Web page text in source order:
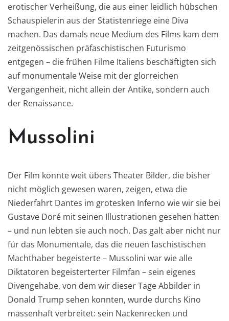
erotischer Verheißung, die aus einer leidlich hübschen
Schauspielerin aus der Statistenriege eine Diva
machen. Das damals neue Medium des Films kam dem
zeitgenössischen präfaschistischen Futurismo
entgegen – die frühen Filme Italiens beschäftigten sich
auf monumentale Weise mit der glorreichen
Vergangenheit, nicht allein der Antike, sondern auch
der Renaissance.
Mussolini
Der Film konnte weit übers Theater Bilder, die bisher
nicht möglich gewesen waren, zeigen, etwa die
Niederfahrt Dantes im grotesken Inferno wie wir sie bei
Gustave Doré mit seinen Illustrationen gesehen hatten
– und nun lebten sie auch noch. Das galt aber nicht nur
für das Monumentale, das die neuen faschistischen
Machthaber begeisterte – Mussolini war wie alle
Diktatoren begeisterterter Filmfan – sein eigenes
Divengehabe, von dem wir dieser Tage Abbilder in
Donald Trump sehen konnten, wurde durchs Kino
massenhaft verbreitet: sein Nackenrecken und